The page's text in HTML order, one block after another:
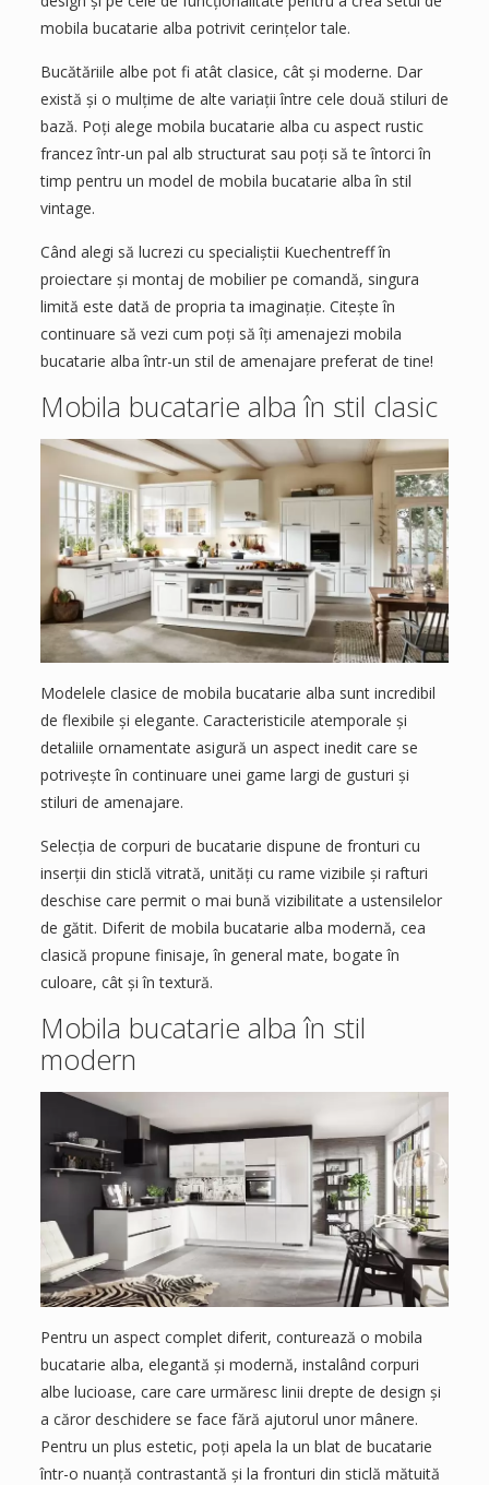
mobila bucatarie alba potrivit cerințelor tale.
Bucătăriile albe pot fi atât clasice, cât și moderne. Dar
există și o mulțime de alte variații între cele două stiluri de
bază. Poți alege mobila bucatarie alba cu aspect rustic
francez într-un pal alb structurat sau poți să te întorci în
timp pentru un model de mobila bucatarie alba în stil
vintage.
Când alegi să lucrezi cu specialiștii Kuechentreff în
proiectare și montaj de mobilier pe comandă, singura
limită este dată de propria ta imaginație. Citește în
continuare să vezi cum poți să îți amenajezi mobila
bucatarie alba într-un stil de amenajare preferat de tine!
Mobila bucatarie alba în stil clasic
Modelele clasice de mobila bucatarie alba sunt incredibil
de flexibile și elegante. Caracteristicile atemporale și
detaliile ornamentate asigură un aspect inedit care se
potrivește în continuare unei game largi de gusturi și
stiluri de amenajare.
Selecția de corpuri de bucatarie dispune de fronturi cu
inserții din sticlă vitrată, unități cu rame vizibile și rafturi
deschise care permit o mai bună vizibilitate a ustensilelor
de gătit. Diferit de mobila bucatarie alba modernă, cea
clasică propune finisaje, în general mate, bogate în
culoare, cât și în textură.
Mobila bucatarie alba în stil
modern
Pentru un aspect complet diferit, conturează o mobila
bucatarie alba, elegantă și modernă, instalând corpuri
albe lucioase, care care urmăresc linii drepte de design și
a căror deschidere se face fără ajutorul unor mânere.
Pentru un plus estetic, poți apela la un blat de bucatarie
într-o nuanță contrastantă și la fronturi din sticlă mătuită